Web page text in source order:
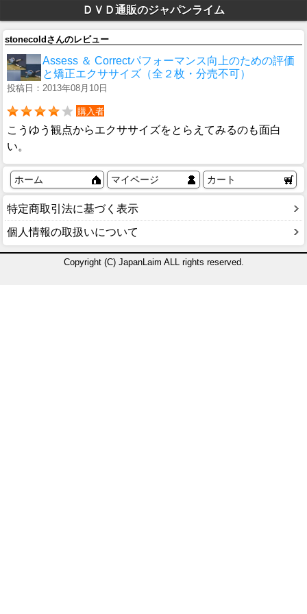
ＤＶＤ通販のジャパンライム
stonecoldさんのレビュー
Assess ＆ Correctパフォーマンス向上のための評価
と矯正エクササイズ（全２枚・分売不可）
投稿日：2013年08月10日
購入者
こうゆう観点からエクササイズをとらえてみるのも面白
い。
ホーム マイページ カート
特定商取引法に基づく表示
個人情報の取扱いについて
Copyright (C) JapanLaim ALL rights reserved.